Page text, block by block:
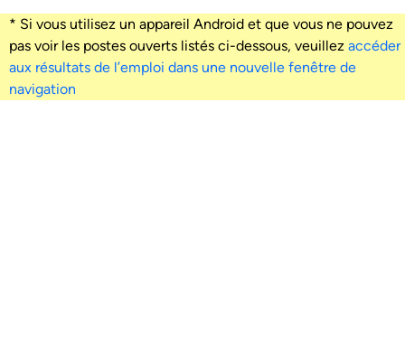
* Si vous utilisez un appareil Android et que vous ne pouvez
pas voir les postes ouverts listés ci-dessous, veuillez accéder
aux résultats de l’emploi dans une nouvelle fenêtre de
navigation